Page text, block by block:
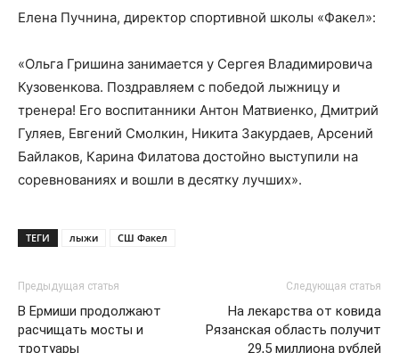
Елена Пучнина, директор спортивной школы «Факел»:
«Ольга Гришина занимается у Сергея Владимировича
Кузовенкова. Поздравляем с победой лыжницу и
тренера! Его воспитанники Антон Матвиенко, Дмитрий
Гуляев, Евгений Смолкин, Никита Закурдаев, Арсений
Байлаков, Карина Филатова достойно выступили на
соревнованиях и вошли в десятку лучших».
ТЕГИ лыжи СШ Факел
Предыдущая статья
В Ермиши продолжают
расчищать мосты и
тротуары
Следующая статья
На лекарства от ковида
Рязанская область получит
29,5 миллиона рублей